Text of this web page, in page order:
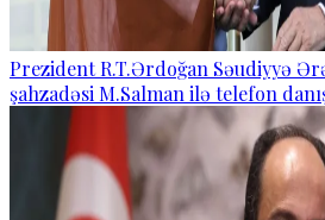
Prezident R.T.Ərdoğan Səudiyyə
şahzadəsi M.Salman ilə telefon